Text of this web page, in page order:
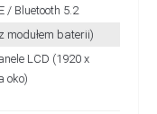
/ Bluetooth 5.2
modułem baterii)
LCD (1920 x
oko)